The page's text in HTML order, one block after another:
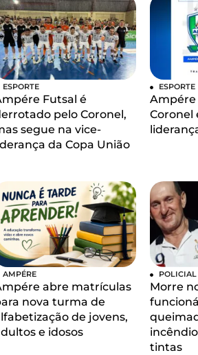
ESPORTE
Futsal é
pelo Coronel,
segue na vice-
da Copa União
ESPORTE
Ampére
Coronel
AMPÉRE
abre matrículas
nova turma de
de jovens,
e idosos
POLICIAL
Morre
tintas